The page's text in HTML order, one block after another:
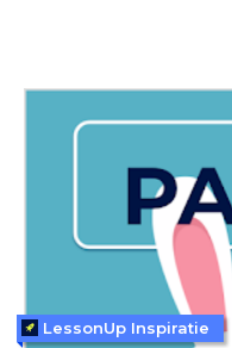
LessonUp Inspiratie